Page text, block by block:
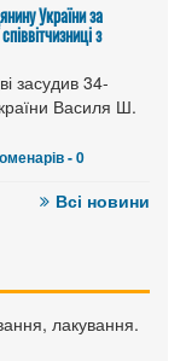
України за
з
засудив 34-
Василя Ш.
- 0
Всі новини
лакування.